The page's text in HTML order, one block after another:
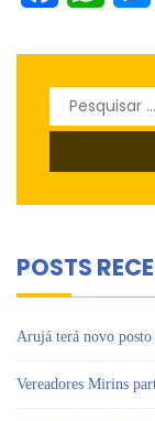
Pesquisar
por:
POSTS
Arujá terá novo posto
Vereadores Mirins